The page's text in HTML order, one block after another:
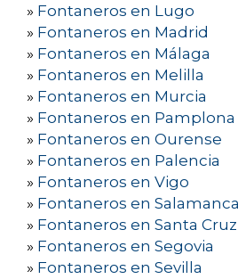
» Fontaneros en Lugo
» Fontaneros en Madrid
» Fontaneros en Málaga
» Fontaneros en Melilla
» Fontaneros en Murcia
» Fontaneros en Pamplona
» Fontaneros en Ourense
» Fontaneros en Palencia
» Fontaneros en Vigo
» Fontaneros en Salamanca
» Fontaneros en Santa
» Fontaneros en Segovia
» Fontaneros en Sevilla